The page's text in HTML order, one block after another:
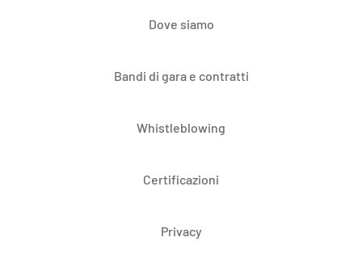
Dove siamo
Bandi di gara e contratti
Whistleblowing
Certificazioni
Privacy